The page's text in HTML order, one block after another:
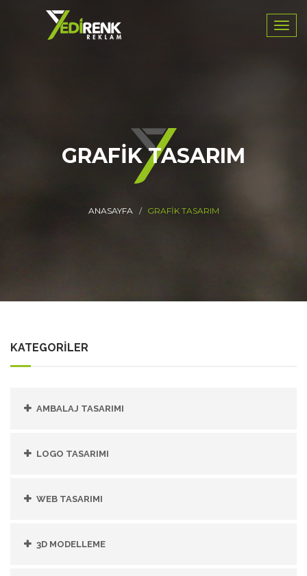
GRAFIK TASARIM
ANASAYFA GRAFIK TASARIM
KATEGORİLER
AMBALAJ TASARIMI
LOGO TASARIMI
WEB TASARIMI
3D MODELLEME